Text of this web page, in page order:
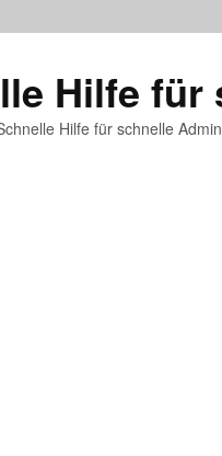
Hilfe für
Hilfe für schnelle